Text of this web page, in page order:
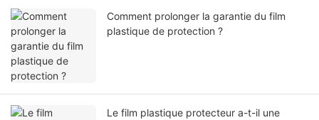
Comment prolonger la garantie du film
plastique de protection ?
Le film plastique protecteur a-t-il une